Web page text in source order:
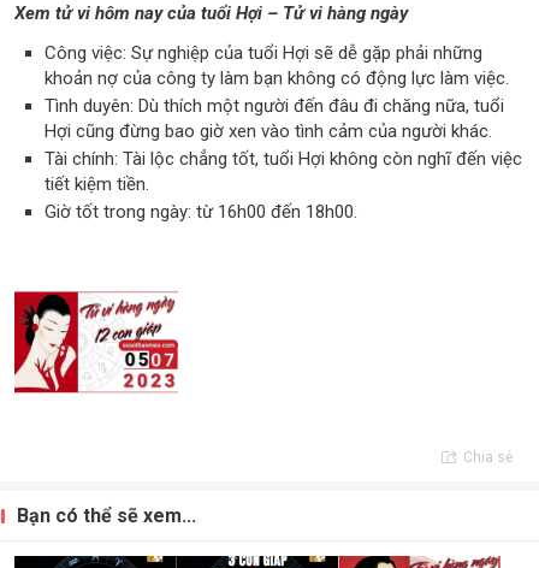
Xem tử vi hôm nay của tuổi Hợi – Tử vi hàng ngày
Công việc: Sự nghiệp của tuổi Hợi sẽ dễ gặp phải những
khoản nợ của công ty làm bạn không có động lực làm việc.
Tình duyên: Dù thích một người đến đâu đi chăng nữa, tuổi
Hợi cũng đừng bao giờ xen vào tình cảm của người khác.
Tài chính: Tài lộc chẳng tốt, tuổi Hợi không còn nghĩ đến việc
tiết kiệm tiền.
Giờ tốt trong ngày: từ 16h00 đến 18h00.
Chia sẻ
Bạn có thể sẽ xem...